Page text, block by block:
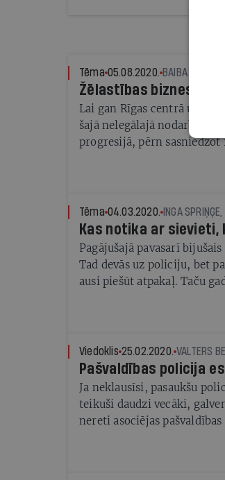
Tēma 05.08.2020. BAIBA KĻAVA
Žēlastības bizness
Lai gan Rīgas centrā
šajā nelegālajā nodarbē
progresijā, pērn
Tēma 04.03.2020. INGA
Kas notika ar sievieti,
Pagājušajā pavasarī
Tad devās uz policiju, bet
ausi piešūt atpakaļ. Taču
Viedoklis 25.02.2020. VALTERS
Pašvaldības policija
Ja neklausīsi, pasaukšu
teikuši daudzi vecāki,
nereti asociējas